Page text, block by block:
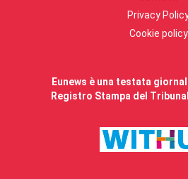
Privacy
Cookie policy
Eunews è una testata
Registro Stampa del